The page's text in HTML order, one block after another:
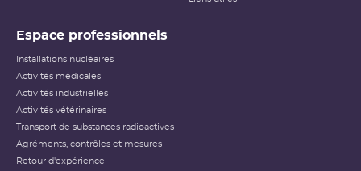
Espace professionnels
Installations nucléaires
Activités médicales
Activités industrielles
Activités vétérinaires
Transport de substances radioactives
Agréments, contrôles et mesures
Retour d'expérience